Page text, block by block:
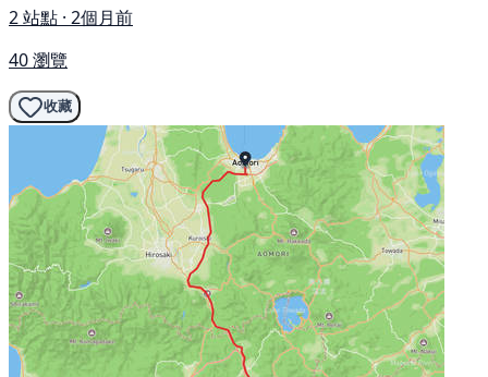
2 站點 · 2個月前
40 瀏覽
收藏